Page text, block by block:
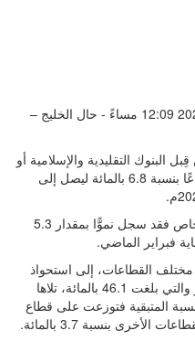
كتب باسل النجار - السبت 15 أبريل 2023 12:09 مساءً - حال الخليج –
البنوك التقليدية والإسلامية أو
ما يُعرف بشركات الإيداع الأخرى، ارتفاعًا بنسبة 6.8 بالمائة ليصل إلى
وفيما يخص الائتمان الممنوح للقطاع الخاص فقد سجل نموًّا بمقدار 5.3
مختلف القطاعات، إلى استحواذ
الشركات غير المالية على الحصة الأكبر والتي بلغت 46.1 بالمائة، تلاها
بالمائة، أما النسبة المتبقية فتوزعت على قطاع